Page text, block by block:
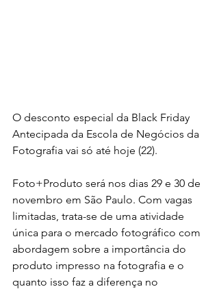
O desconto especial da Black Friday
Antecipada da Escola de Negócios da
Fotografia vai só até hoje (22).
Foto+Produto será nos dias 29 e 30 de
novembro em São Paulo. Com vagas
limitadas, trata-se de uma atividade
única para o mercado fotográfico com
abordagem sobre a importância do
produto impresso na fotografia e o
quanto isso faz a diferença no